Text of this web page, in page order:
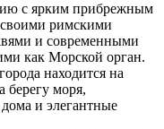
с ярким прибрежным
своими римскими
и современными
как Морской орган.
находится на
берегу моря,
и элегантные